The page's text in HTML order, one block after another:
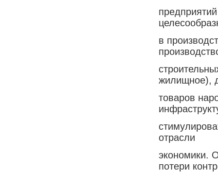
в
жилищное),
товаров
отрасли
экономики.
потери